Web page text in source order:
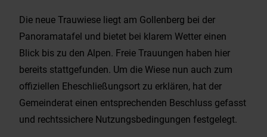
Die neue Trauwiese liegt am Gollenberg bei der
Panoramatafel und bietet bei klarem Wetter einen
Blick bis zu den Alpen. Freie Trauungen haben hier
bereits stattgefunden. Um die Wiese nun auch zum
offiziellen Eheschließungsort zu erklären, hat der
Gemeinderat einen entsprechenden Beschluss gefasst
und rechtssichere Nutzungsbedingungen festgelegt.